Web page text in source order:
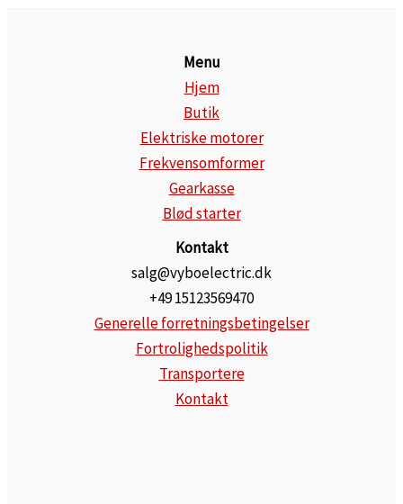
Menu
Hjem
Butik
Elektriske motorer
Frekvensomformer
Gearkasse
Blød starter
Kontakt
salg@vyboelectric.dk
+49 15123569470
Generelle forretningsbetingelser
Fortrolighedspolitik
Transportere
Kontakt